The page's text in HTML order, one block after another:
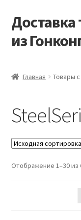
Перейти
к
навигации
Перейти
к
содержимому
Доставка
из
Корзина
Мой аккаунт
Новости
Главная Товары
Отображение 1–30 из